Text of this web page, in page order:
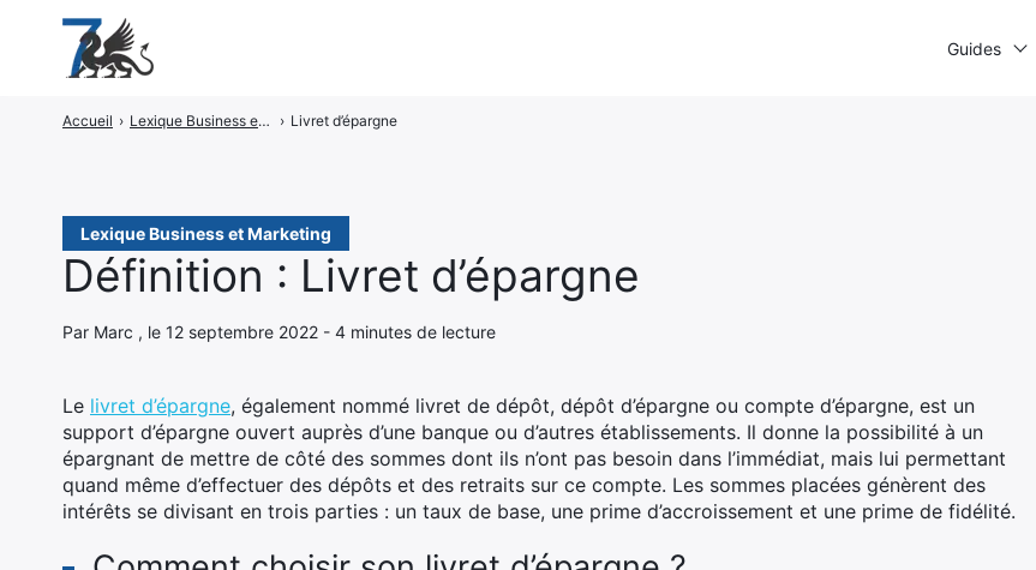
Accueil › Lexique Business et Marketing › Livret d’épargne
Lexique Business et Marketing
Définition : Livret d’épargne
Par Marc , le 12 septembre 2022 - 4 minutes de lecture
Le livret d’épargne, également nommé livret de dépôt, dépôt d’épargne ou compte d’épargne, est un
support d’épargne ouvert auprès d’une banque ou d’autres établissements. Il donne la possibilité à un
épargnant de mettre de côté des sommes dont ils n’ont pas besoin dans l’immédiat, mais lui permettant
quand même d’effectuer des dépôts et des retraits sur ce compte. Les sommes placées génèrent des
intérêts se divisant en trois parties : un taux de base, une prime d’accroissement et une prime de fidélité.
Guides